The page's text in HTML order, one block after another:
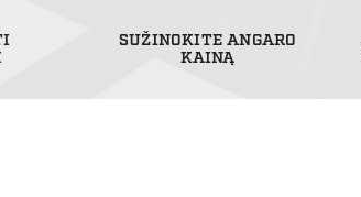
SUŽINOKITE ANGARO
KAINĄ